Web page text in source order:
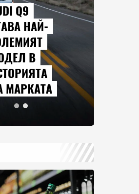
Q9
НАЙ-
В
МАРКАТА